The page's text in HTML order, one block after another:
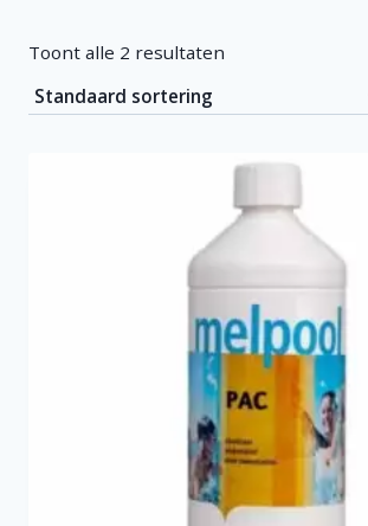
Toont alle 2 resultaten